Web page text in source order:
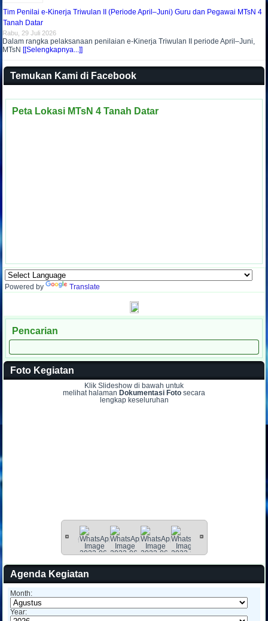
Tim Penilai e-Kinerja Triwulan II (Periode April–Juni) Guru dan Pegawai MTsN 4
Tanah Datar
Rabu, 29 Juli 2026
Dalam rangka pelaksanaan penilaian e-Kinerja Triwulan II periode April–Juni,
MTsN [[Selengkapnya...]]
Temukan Kami di Facebook
Peta Lokasi MTsN 4 Tanah Datar
Powered by Translate
Pencarian
Foto Kegiatan
Klik Slideshow di bawah untuk
melihat halaman Dokumentasi Foto secara
lengkap keseluruhan
Agenda Kegiatan
Month:
Year: